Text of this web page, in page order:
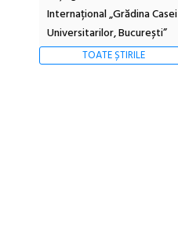
Internațional „Grădina Casei
Universitarilor, București”
TOATE ȘTIRILE